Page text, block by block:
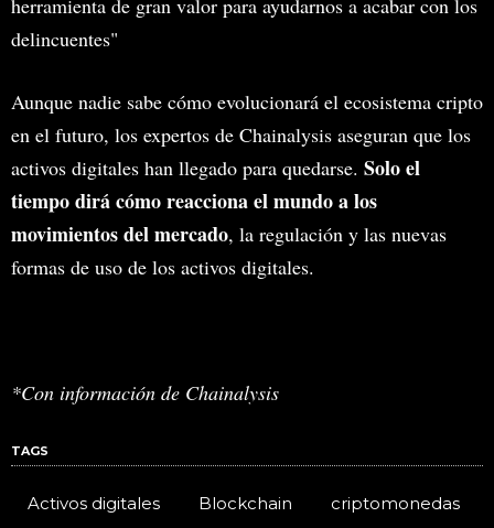
herramienta de gran valor para ayudarnos a acabar con los
delincuentes"
Aunque nadie sabe cómo evolucionará el ecosistema cripto
en el futuro, los expertos de Chainalysis aseguran que los
activos digitales han llegado para quedarse. Solo el
tiempo dirá cómo reacciona el mundo a los
movimientos del mercado, la regulación y las nuevas
formas de uso de los activos digitales.
*Con información de Chainalysis
TAGS
Activos digitales Blockchain
criptomonedas